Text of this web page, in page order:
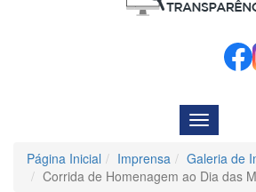
Menu
de
Página Inicial Imprensa
Galeria de
Corrida de Homenagem ao Dia das